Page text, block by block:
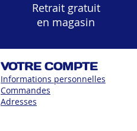
Retrait gratuit
en magasin
VOTRE COMPTE
Informations personnelles
Commandes
Adresses